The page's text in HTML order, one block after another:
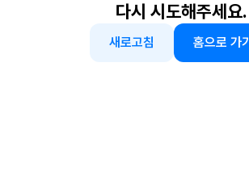
다시 시도해주세요.
새로고침 홈으로 가기